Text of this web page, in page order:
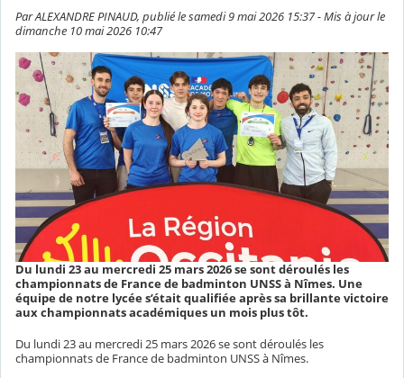
Par ALEXANDRE PINAUD, publié le samedi 9 mai 2026 15:37 - Mis à jour le
dimanche 10 mai 2026 10:47
Du lundi 23 au mercredi 25 mars 2026 se sont déroulés les
championnats de France de badminton UNSS à Nîmes. Une
équipe de notre lycée s’était qualifiée après sa brillante victoire
aux championnats académiques un mois plus tôt.
Du lundi 23 au mercredi 25 mars 2026 se sont déroulés les
championnats de France de badminton UNSS à Nîmes.